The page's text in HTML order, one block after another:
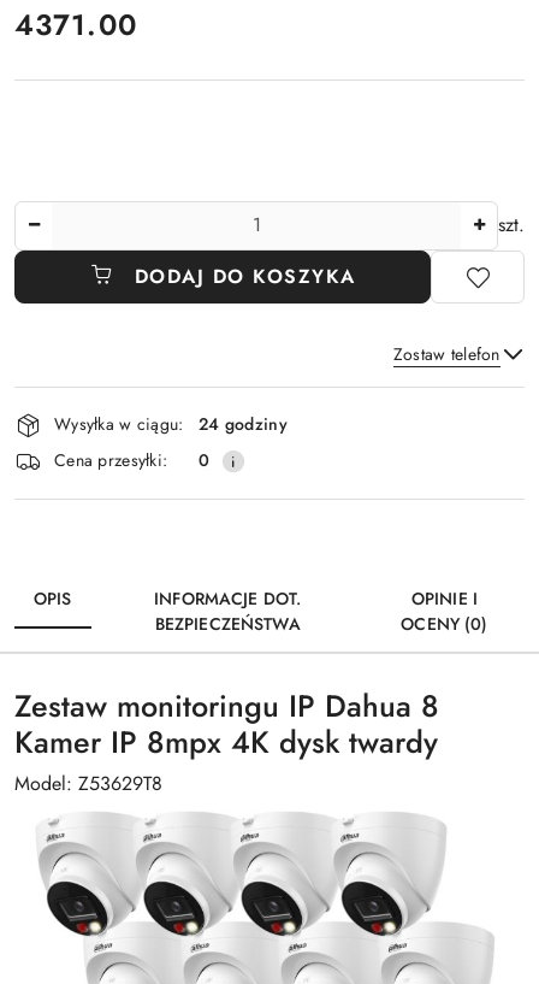
cena:
4371.00
szt.
DODAJ DO KOSZYKA
Zostaw telefon
Wyślij
Dostępność
i
dostawa
Wysyłka w ciągu:
24 godziny
Cena przesyłki:
0
OPIS
INFORMACJE DOT.
BEZPIECZEŃSTWA
OPINIE I
OCENY (0)
Zestaw monitoringu IP Dahua 8
Kamer IP 8mpx 4K dysk twardy
Model: Z53629T8